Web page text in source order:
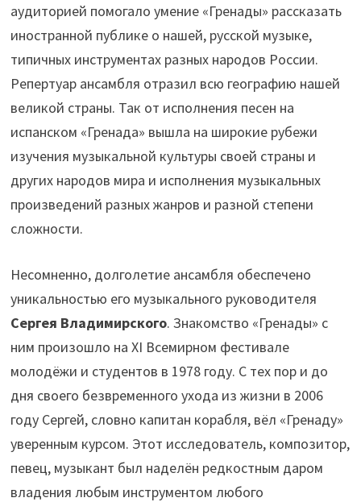
аудиторией помогало умение «Гренады» рассказать
иностранной публике о нашей, русской музыке,
типичных инструментах разных народов России.
Репертуар ансамбля отразил всю географию нашей
великой страны. Так от исполнения песен на
испанском «Гренада» вышла на широкие рубежи
изучения музыкальной культуры своей страны и
других народов мира и исполнения музыкальных
произведений разных жанров и разной степени
сложности.
Несомненно, долголетие ансамбля обеспечено
уникальностью его музыкального руководителя
Сергея Владимирского. Знакомство «Гренады» с
ним произошло на ХI Всемирном фестивале
молодёжи и студентов в 1978 году. С тех пор и до
дня своего безвременного ухода из жизни в 2006
году Сергей, словно капитан корабля, вёл «Гренаду»
уверенным курсом. Этот исследователь, композитор,
певец, музыкант был наделён редкостным даром
владения любым инструментом любого